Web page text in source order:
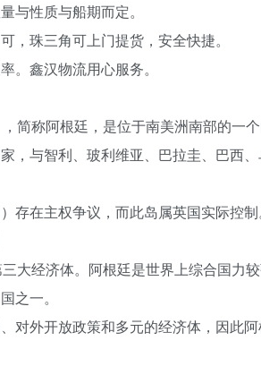
与性质与船期而定。
，珠三角可上门提货，安全快捷。
。鑫汉物流用心服务。
简称阿根廷，是位于南美洲南部的一
，与智利、玻利维亚、巴拉圭、巴西、
存在主权争议，而此岛属英国实际控
大经济体。阿根廷是世界上综合国力
之一。
对外开放政策和多元的经济体，因此